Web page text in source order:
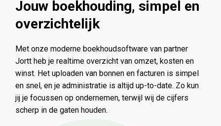
Jouw boekhouding, simpel en
overzichtelijk
Met onze moderne boekhoudsoftware van partner
Jortt heb je realtime overzicht van omzet, kosten en
winst. Het uploaden van bonnen en facturen is simpel
en snel, en je administratie is altijd up-to-date. Zo kun
jij je focussen op ondernemen, terwijl wij de cijfers
scherp in de gaten houden.